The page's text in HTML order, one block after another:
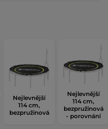
Nejlevnější
114 cm,
bezpružinová
Nejlevnější
114 cm,
bezpružinová
- porovnání